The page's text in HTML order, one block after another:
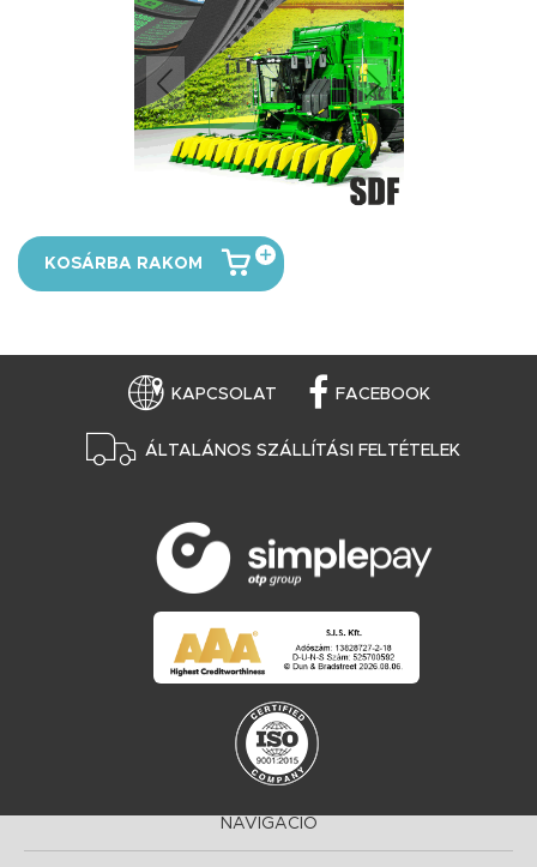
KOSÁRBA RAKOM
KAPCSOLAT FACEBOOK
ÁLTALÁNOS SZÁLLÍTÁSI FELTÉTELEK
NAVIGÁCIÓ